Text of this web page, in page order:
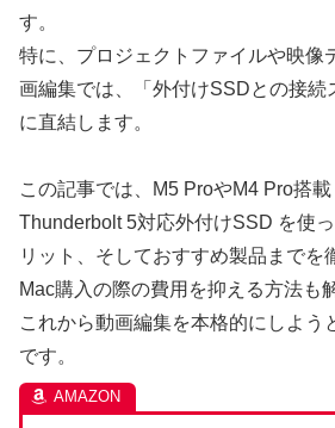
す。
特に、プロジェクトファイルや映像
画編集では、「外付けSSDとの接続
に直結します。
この記事では、M5 ProやM4 Pro搭
Thunderbolt 5対応外付けSSD を使
リット、そしておすすめ製品までを
Mac購入の際の費用を抑える方法も
これから動画編集を本格的にしよう
です。